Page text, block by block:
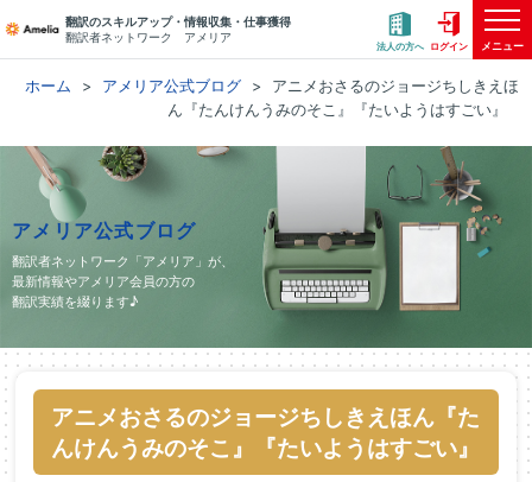
翻訳のスキルアップ・情報収集・仕事獲得
翻訳者ネットワーク アメリア
法人の方へ ログイン メニュー
ホーム アメリア公式ブログ
アニメおさるのジョージちしきえほ
ん『たんけんうみのそこ』『たいようはすごい』
アメリア公式ブログ
翻訳者ネットワーク「アメリア」が、
最新情報やアメリア会員の方の
翻訳実績を綴ります♪
アニメおさるのジョージちしきえほん『た
んけんうみのそこ』『たいようはすごい』